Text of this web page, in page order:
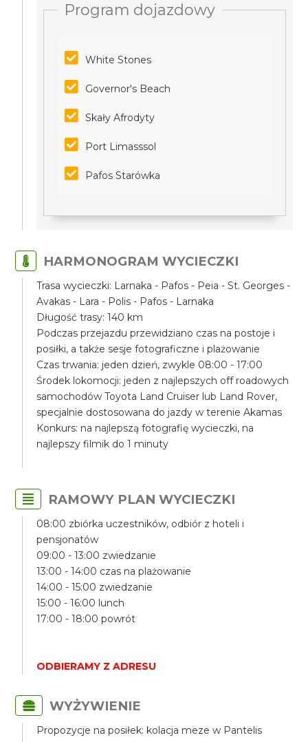
Program dojazdowy
White Stones
Governor's Beach
Skały Afrodyty
Port Limasssol
Pafos Starówka
HARMONOGRAM WYCIECZKI
Trasa wycieczki: Larnaka - Pafos - Peia - St. Georges -
Avakas - Lara - Polis - Pafos - Larnaka
Długość trasy: 140 km
Podczas przejazdu przewidziano czas na postoje i
posiłki, a także sesje fotograficzne i plażowanie
Czas trwania: jeden dzień, zwykle 08:00 - 17:00
Środek lokomocji: jeden z najlepszych off roadowych
samochodów Toyota Land Cruiser lub Land Rover,
specjalnie dostosowana do jazdy w terenie Akamas
Konkurs: na najlepszą fotografię wycieczki, na
najlepszy filmik do 1 minuty
RAMOWY PLAN WYCIECZKI
08:00 zbiórka uczestników, odbiór z hoteli i
pensjonatów
09:00 - 13:00 zwiedzanie
13:00 - 14:00 czas na plażowanie
14:00 - 15:00 zwiedzanie
15:00 - 16:00 lunch
17:00 - 18:00 powrót
ODBIERAMY Z ADRESU
WYŻYWIENIE
Propozycje na posiłek: kolacja meze w Pantelis